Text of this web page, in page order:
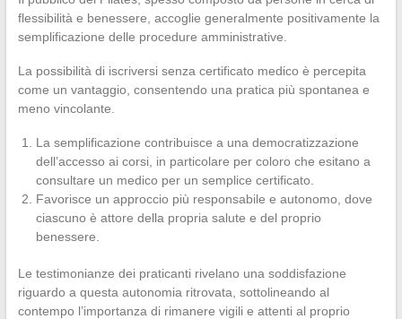
flessibilità e benessere, accoglie generalmente positivamente la
semplificazione delle procedure amministrative.
La possibilità di iscriversi senza certificato medico è percepita
come un vantaggio, consentendo una pratica più spontanea e
meno vincolante.
La semplificazione contribuisce a una democratizzazione
dell’accesso ai corsi, in particolare per coloro che esitano a
consultare un medico per un semplice certificato.
Favorisce un approccio più responsabile e autonomo, dove
ciascuno è attore della propria salute e del proprio
benessere.
Le testimonianze dei praticanti rivelano una soddisfazione
riguardo a questa autonomia ritrovata, sottolineando al
contempo l’importanza di rimanere vigili e attenti al proprio